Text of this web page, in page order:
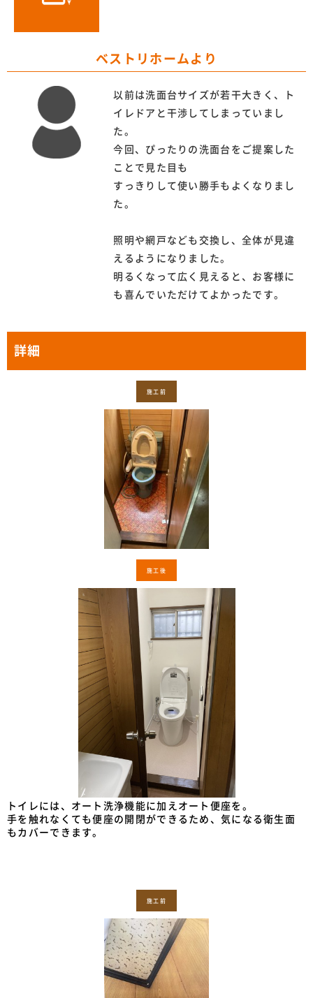
ベストリホームより
以前は洗面台サイズが若干大きく、ト
イレドアと干渉してしまっていまし
た。
今回、ぴったりの洗面台をご提案した
ことで見た目も
すっきりして使い勝手もよくなりまし
た。
照明や網戸なども交換し、全体が見違
えるようになりました。
明るくなって広く見えると、お客様に
も喜んでいただけてよかったです。
詳細
施工前
施工後
トイレには、オート洗浄機能に加えオート便座を。
手を触れなくても便座の開閉ができるため、気になる衛生面
もカバーできます。
施工前